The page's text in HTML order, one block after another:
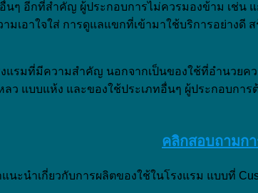
นๆ อีกที่สำคัญ ผู้ประกอบการไม่ควรมองข้าม เช่น
มเอาใจใส่ การดูแลแขกที่เข้ามาใช้บริการอย่า
แรมที่มีความสำคัญ นอกจากเป็นของใช้ที่อำนวย
ลว แบบแห้ง และของใช้ประเภทอื่นๆ ผู้ประกอบก
คลิกสอบถามก
แนะนำเกี่ยวกับการผลิตของใช้ในโรงแรม แบบที่